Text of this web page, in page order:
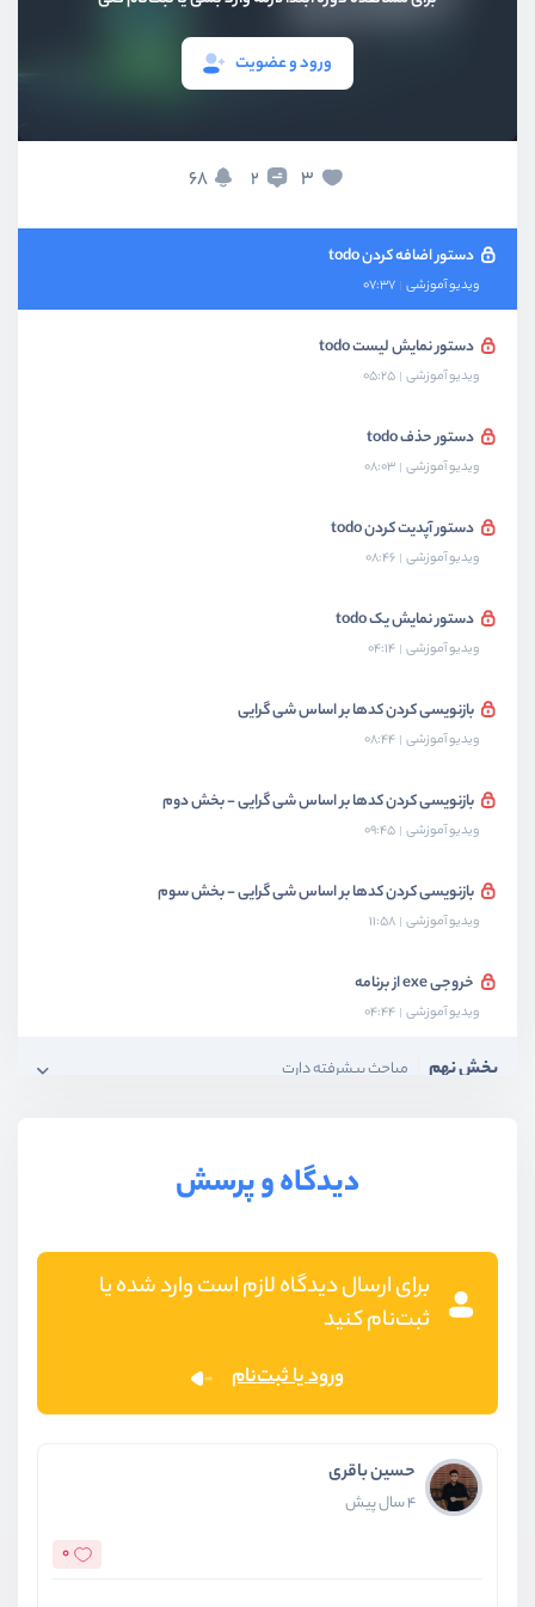
ورود و عضویت
3
2
68
ویدیو آموزشی
ساخت فایل ذخیره سازی todo
دستور اضافه کردن todo
ویدیو آموزشی 07:37
دستور نمایش لیست todo
ویدیو آموزشی 05:25
دستور حذف todo
ویدیو آموزشی 08:03
دستور آپدیت کردن todo
ویدیو آموزشی 08:46
دستور نمایش یک todo
ویدیو آموزشی 04:14
بازنویسی کردن کدها بر اساس شی گرایی
ویدیو آموزشی 08:44
بازنویسی کردن کدها بر اساس شی گرایی - بخش دوم
ویدیو آموزشی 09:45
بازنویسی کردن کدها بر اساس شی گرایی - بخش سوم
ویدیو آموزشی 11:58
خروجی exe از برنامه
ویدیو آموزشی 04:44
بخش نهم مباحث پیشرفته دارت
دیدگاه و پرسش
برای ارسال دیدگاه لازم است وارد شده یا
ثبت‌نام کنید
ورود یا ثبت‌نام
حسین باقری
4 سال پیش
0